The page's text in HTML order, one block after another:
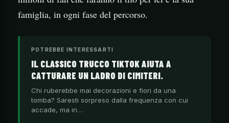
famiglia, in ogni fase del percorso.
POTREBBE INTERESSARTI
IL CLASSICO TRUCCO TIKTOK AIUTA A
CATTURARE UN LADRO DI CIMITERI.
Chi ruberebbe mai decorazioni e fiori da una
tomba? Saresti sorpreso dalla frequenza con cui
accade, ma in…